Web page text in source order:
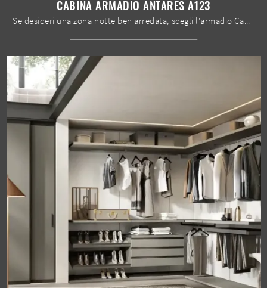
CABINA ARMADIO ANTARES A123
Se desideri una zona notte ben arredata, scegli l'armadio Cabina armadio Antares A123 con ante scorrevoli di Moretti Compact Giorno Notte!